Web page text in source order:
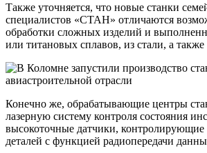
Также уточняется, что новые станки
специалистов «СТАН» отличаются
обработки сложных изделий и
или титановых сплавов, из стали, а
Конечно же, обрабатывающие центры
лазерную систему контроля состояния
высокоточные датчики, контролирующие
деталей с функцией радиопередачи